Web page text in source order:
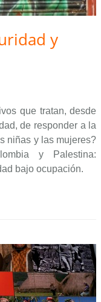
y
que tratan, desde
de responder a la
niñas y las mujeres?
y Palestina:
bajo ocupación.